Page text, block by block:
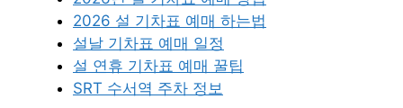
2026 설 기차표 예매 하는법
설날 기차표 예매 일정
설 연휴 기차표 예매 꿀팁
SRT 수서역 주차 정보